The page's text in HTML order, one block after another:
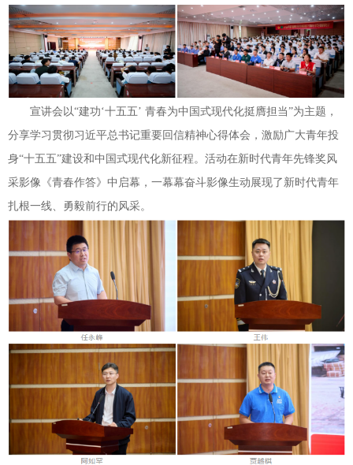
宣讲会以“建功‘十五五’ 青春为中国式现代化挺膺担当”为主题，
分享学习贯彻习近平总书记重要回信精神心得体会，激励广大青年投
身“十五五”建设和中国式现代化新征程。活动在新时代青年先锋奖风
采影像《青春作答》中启幕，一幕幕奋斗影像生动展现了新时代青年
扎根一线、勇毅前行的风采。